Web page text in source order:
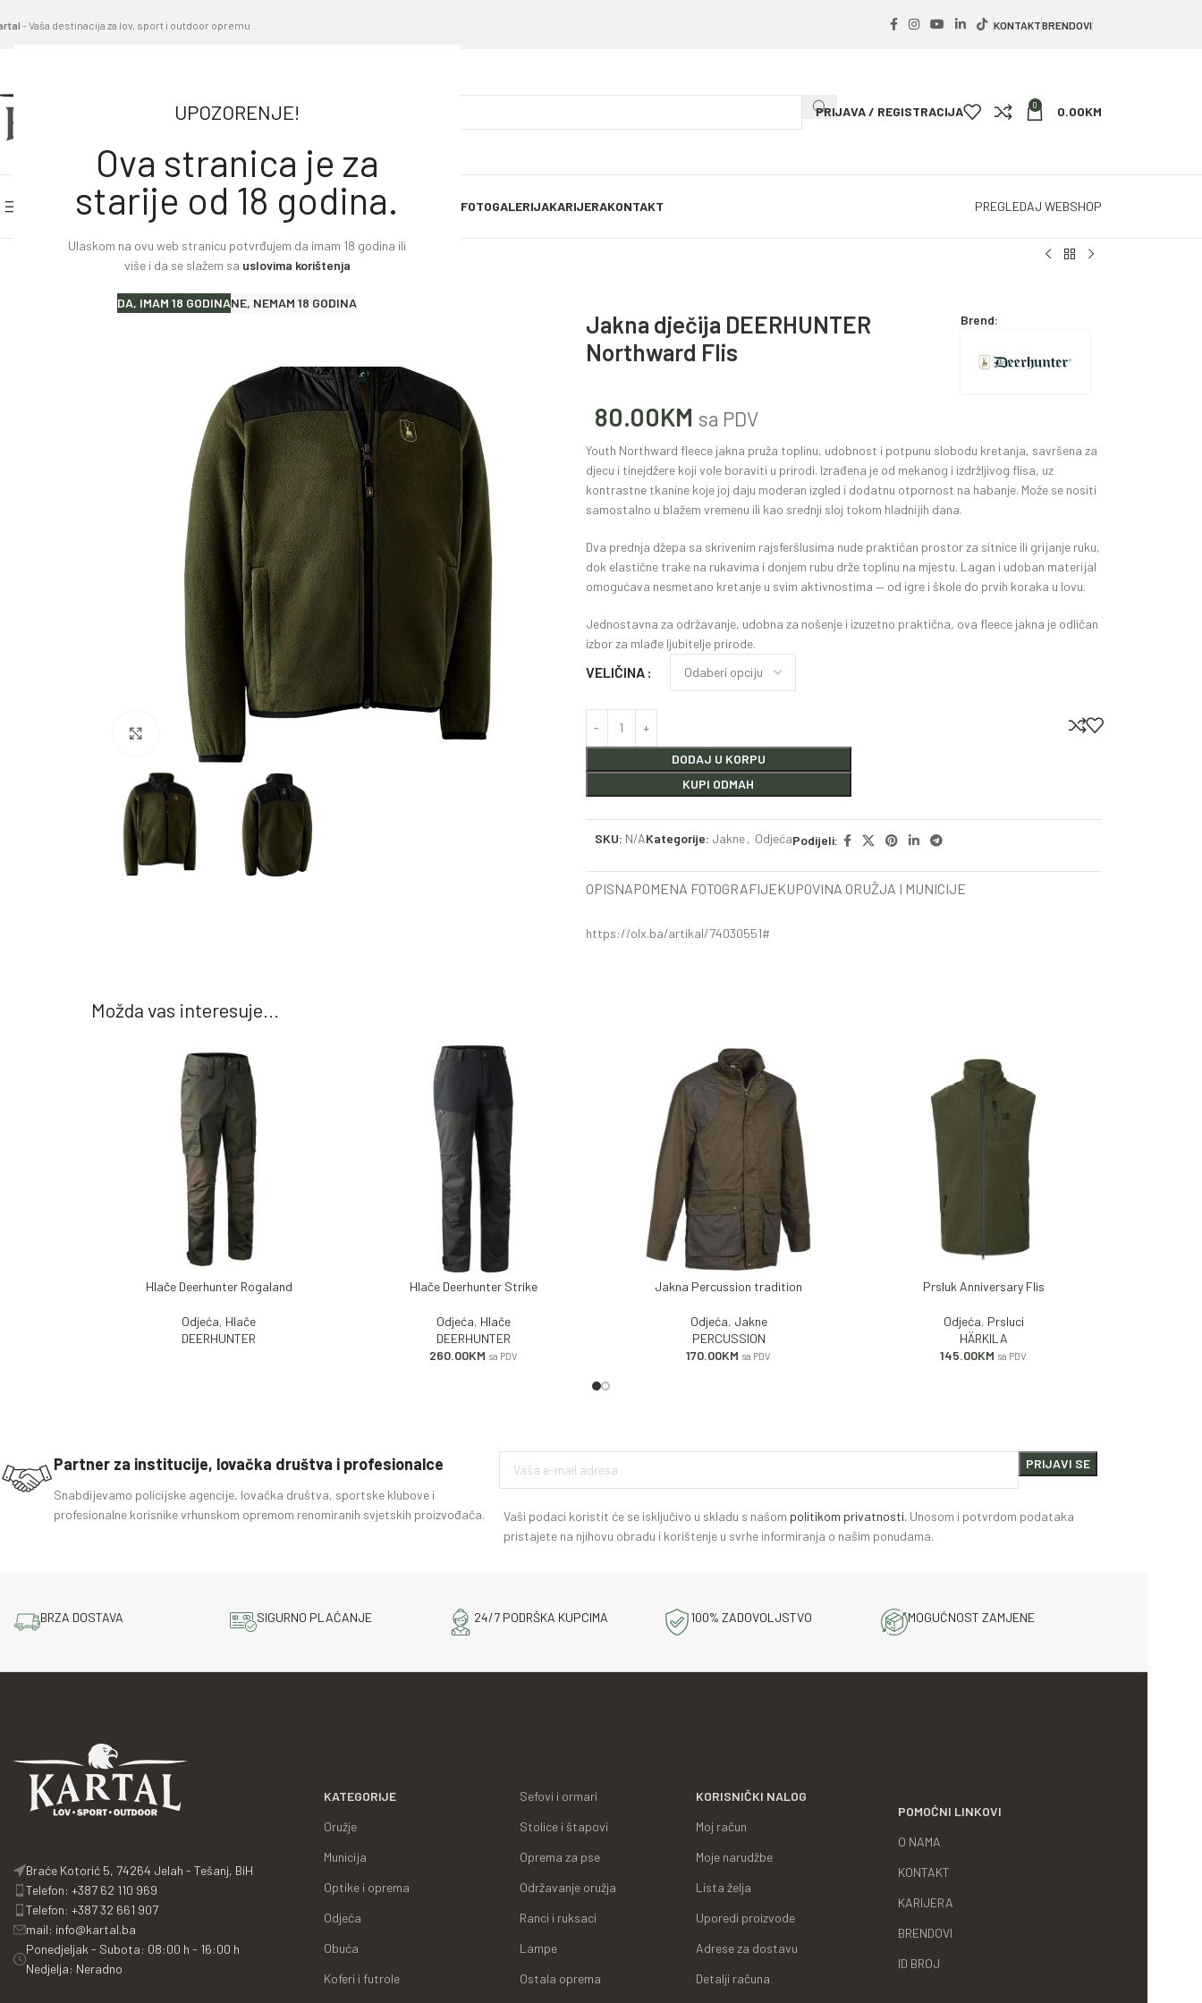
UPOZORENJE!
Ova stranica je za
starije od 18 godina.
Ulaskom na ovu web stranicu potvrđujem da imam 18 godina ili
više i da se slažem sa uslovima korištenja
DA, IMAM 18 GODINANE, NEMAM 18 GODINA
- Vaša destinacija za lov, sport i outdoor opremu KONTAKTBRENDOVI
PRIJAVA / REGISTRACIJA 0 0.00KM
PRETRAŽITE KATEGORIJE POČETNA STRANICABLOG OBJAVE FOTOGALERIJAKARIJERAKONTAKT PREGLEDAJ WEBSHOP
Home »Proizvodi »Jakna dječija DEERHUNTER Northward Flis
Povećajte fotografiju
Jakna dječija DEERHUNTER
Northward Flis
Brend:
80.00KM sa PDV
Youth Northward fleece jakna pruža toplinu, udobnost i potpunu slobodu kretanja, savršena za
djecu i tinejdžere koji vole boraviti u prirodi. Izrađena je od mekanog i izdržljivog flisa, uz
kontrastne tkanine koje joj daju moderan izgled i dodatnu otpornost na habanje. Može se nositi
samostalno u blažem vremenu ili kao srednji sloj tokom hladnijih dana.
Dva prednja džepa sa skrivenim rajsferšlusima nude praktičan prostor za sitnice ili grijanje ruku,
dok elastične trake na rukavima i donjem rubu drže toplinu na mjestu. Lagan i udoban materijal
omogućava nesmetano kretanje u svim aktivnostima — od igre i škole do prvih koraka u lovu.
Jednostavna za održavanje, udobna za nošenje i izuzetno praktična, ova fleece jakna je odličan
izbor za mlađe ljubitelje prirode.
VELIČINA
DODAJ U KORPU
KUPI ODMAH
SKU: N/AKategorije: Jakne, OdjećaPodijeli:
OPISNAPOMENA FOTOGRAFIJEKUPOVINA ORUŽJA I MUNICIJE
https://olx.ba/artikal/74030551#
Možda vas interesuje...
PROČITAJ VIŠEHlače Deerhunter Rogaland
Odjeća, Hlače
DEERHUNTER
DODAJ U KORPUHlače Deerhunter Strike
Odjeća, Hlače
DEERHUNTER
260.00KM sa PDV
ODABERI OPCIJEJakna Percussion tradition
Odjeća, Jakne
PERCUSSION
170.00KM sa PDV
DODAJ U KORPUPrsluk Anniversary Flis
Odjeća, Prsluci
HÄRKILA
145.00KM sa PDV
Partner za institucije, lovačka društva i profesionalce
Snabdijevamo policijske agencije, lovačka društva, sportske klubove i
profesionalne korisnike vrhunskom opremom renomiranih svjetskih proizvođača.
Vaši podaci koristit će se isključivo u skladu s našom politikom privatnosti. Unosom i potvrdom podataka
pristajete na njihovu obradu i korištenje u svrhe informiranja o našim ponudama.
BRZA DOSTAVA SIGURNO PLAĆANJE 24/7 PODRŠKA KUPCIMA 100% ZADOVOLJSTVO MOGUĆNOST ZAMJENE
Braće Kotorić 5, 74264 Jelah - Tešanj, BiH
Telefon: +387 62 110 969
Telefon: +387 32 661 907
mail: info@kartal.ba
Ponedjeljak - Subota: 08:00 h - 16:00 h
Nedjelja: Neradno
KATEGORIJE
Oružje
Municija
Optike i oprema
Odjeća
Obuća
Koferi i futrole
Sefovi i ormari
Stolice i štapovi
Oprema za pse
Održavanje oružja
Ranci i ruksaci
Lampe
Ostala oprema
KORISNIČKI NALOG
Moj račun
Moje narudžbe
Lista želja
Uporedi proizvode
Adrese za dostavu
Detalji računa
POMOĆNI LINKOVI
O NAMA
KONTAKT
KARIJERA
BRENDOVI
ID BROJ